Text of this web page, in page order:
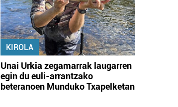
KIROLA
Unai Urkia zegamarrak laugarren
egin du euli-arrantzako
beteranoen Munduko Txapelketan